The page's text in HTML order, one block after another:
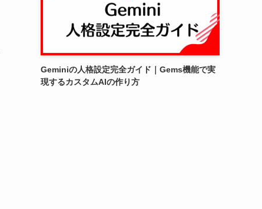
Geminiの人格設定完全ガイド｜Gems機能で実
現するカスタムAIの作り方